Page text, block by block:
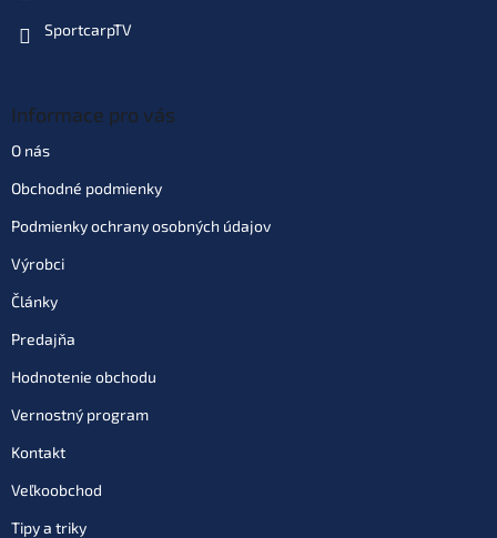
SportcarpTV
Informace pro vás
O nás
Obchodné podmienky
Podmienky ochrany osobných údajov
Výrobci
Články
Predajňa
Hodnotenie obchodu
Vernostný program
Kontakt
Veľkoobchod
Tipy a triky